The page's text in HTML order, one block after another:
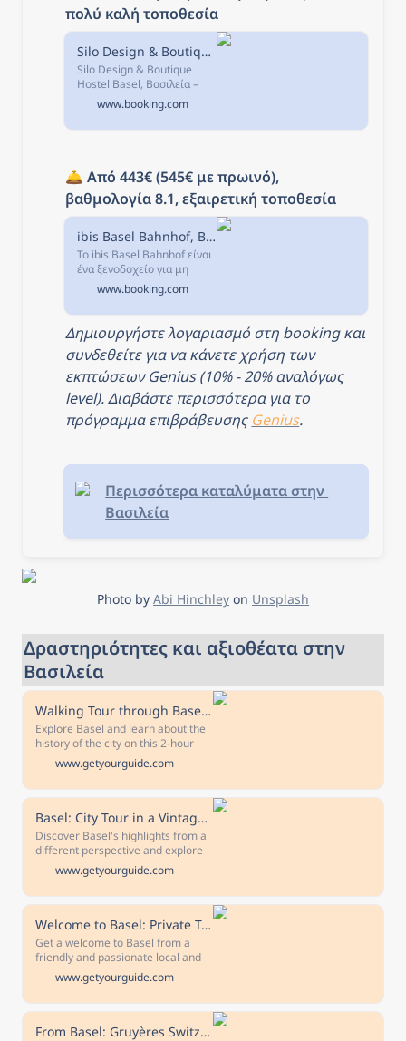
πολύ καλή τοποθεσία
Silo Design & Boutique Hostel Basel, Βασιλεία, Ελβετία
Silo Design & Boutique
Hostel Basel, Βασιλεία –
Κάντε κράτηση με Εγγύηση
Καλύτερης Τιμής! 417
σχόλια και 23
Booking.com.
www.booking.com
🛎️ Από 443€ (545€ με πρωινό),
βαθμολογία 8.1, εξαιρετική τοποθεσία
ibis Basel Bahnhof, Βασιλεία, Ελβετία
Το ibis Basel Bahnhof είναι
ένα ξενοδοχείο για μη
καπνίζοντες, σε απόσταση
4 λεπτών με τα πόδια από
τον κεντρικό
σιδηροδρομικό σταθμό της
Βασιλείας και...
www.booking.com
Δημιουργήστε λογαριασμό στη booking και
συνδεθείτε για να κάνετε χρήση των
εκπτώσεων Genius (10% - 20% αναλόγως
level). Διαβάστε περισσότερα για το
πρόγραμμα επιβράβευσης Genius.
Περισσότερα καταλύματα στην
Βασιλεία
Photo by Abi Hinchley on Unsplash
Δραστηριότητες και αξιοθέατα στην
Βασιλεία
Walking Tour through Basel Old Town
Explore Basel and learn about the
history of the city on this 2-hour
walking tour. Explore the beautiful
Tinguely Fountain, Cathedral Hill,
the town hall, and the winding
streets of the well-preserved old
town.
www.getyourguide.com
Basel: City Tour in a Vintage Streetcar
Discover Basel's highlights from a
different perspective and explore
the city in a historic vintage
streetcar. Learn more about the
interesting history of the city and a
means of transport from a time
long gone by.
www.getyourguide.com
Welcome to Basel: Private Tour with a Local
Get a welcome to Basel from a
friendly and passionate local and
discover the city like a resident.
Learn the secrets about where to
buy groceries, how to get around
and much more.
www.getyourguide.com
From Basel: Gruyères Switzerland - Castle, Cheese, Chocolate